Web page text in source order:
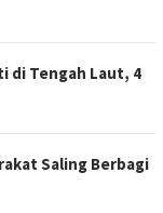
di Tengah Laut, 4
Saling Berbagi